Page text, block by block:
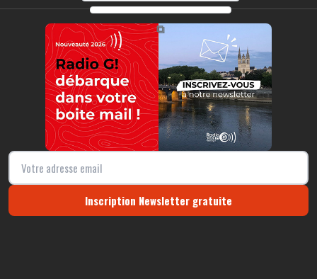
https://radio-g.fr?11526
⧉
Inscription Newsletter gratuite